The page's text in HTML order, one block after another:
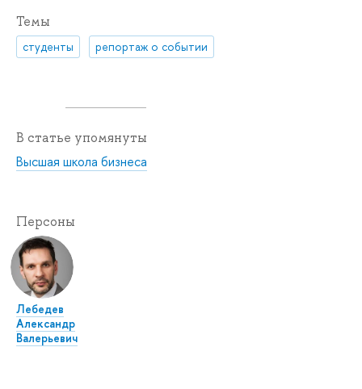
Темы
студенты репортаж о событии
В статье упомянуты
Высшая школа бизнеса
Персоны
Лебедев
Александр
Валерьевич